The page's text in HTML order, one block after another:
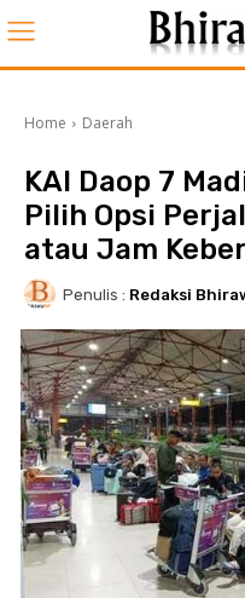
Home Daerah
KAI Daop 7
Pilih Opsi
atau Jam
Penulis : Redaksi